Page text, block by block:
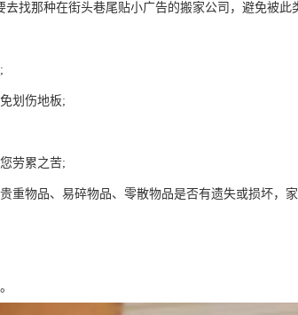
找那种在街头巷尾贴小广告的搬家公司，避免被此
划伤地板;
劳累之苦;
重物品、易碎物品、零散物品是否有遗失或损坏，